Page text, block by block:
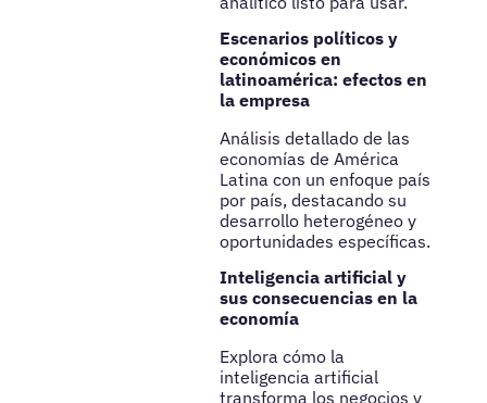
Escenarios políticos y
económicos en
latinoamérica: efectos en
la empresa
Análisis detallado de las
economías de América
Latina con un enfoque país
por país, destacando su
desarrollo heterogéneo y
oportunidades específicas.
Inteligencia artificial y
sus consecuencias en la
economía
Explora cómo la
inteligencia artificial
transforma los negocios y